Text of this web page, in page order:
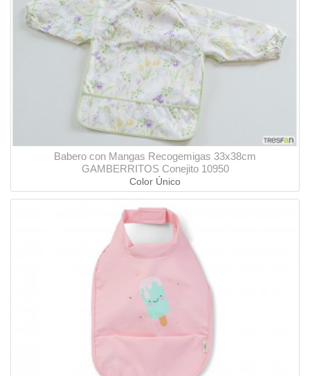
Babero con Mangas Recogemigas 33x38cm
GAMBERRITOS Conejito 10950
Color Único